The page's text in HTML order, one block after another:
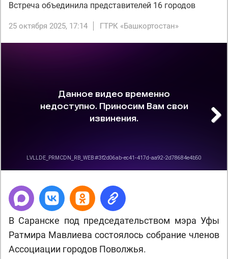
Встреча объединила представителей 16 городов
25 октября 2025, 17:14 ГТРК «Башкортостан»
В Саранске под председательством мэра Уфы
Ратмира Мавлиева состоялось собрание членов
Ассоциации городов Поволжья.